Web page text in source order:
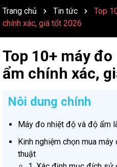
Trang chủ Tin tức
Top
chính xác, giá tốt 2026
Top 10+ máy
ẩm chính xác,
Nôi dung chính
Máy đo nhiệt độ và độ ẩm
Kinh nghiệm chọn mua
thuật